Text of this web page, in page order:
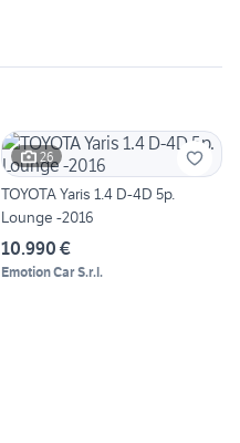
26
TOYOTA Yaris 1.4 D-4D 5p.
Lounge -2016
10.990 €
Emotion Car S.r.l.